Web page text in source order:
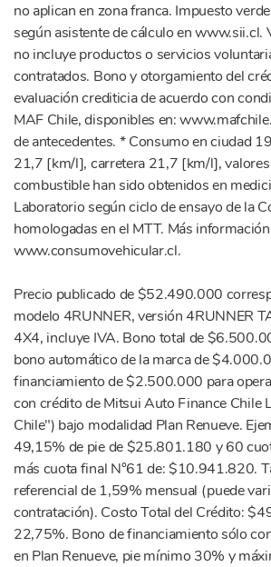
no aplican en zona franca. Impuesto
según asistente de cálculo en www.sii.cl.
no incluye productos o servicios
contratados. Bono y otorgamiento del
evaluación crediticia de acuerdo con
MAF Chile, disponibles en:
de antecedentes. * Consumo en ciudad
21,7 [km/l], carretera 21,7 [km/l],
combustible han sido obtenidos en
Laboratorio según ciclo de ensayo de la
homologadas en el MTT. Más
www.consumovehicular.cl.
Precio publicado de $52.490.000
modelo 4RUNNER, versión 4RUNNER
4X4, incluye IVA. Bono total de
bono automático de la marca de
financiamiento de $2.500.000 para
con crédito de Mitsui Auto Finance Chile
Chile") bajo modalidad Plan Renueve.
49,15% de pie de $25.801.180 y 60
más cuota final N°61 de: $10.941.820.
referencial de 1,59% mensual (puede
contratación). Costo Total del Crédito:
22,75%. Bono de financiamiento sólo
en Plan Renueve, pie mínimo 30% y